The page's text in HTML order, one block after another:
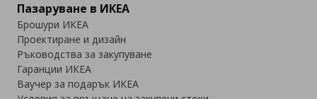
Пазаруване в ИКЕА
Брошури ИКЕА
Проектиране и дизайн
Ръководства за закупуване
Гаранции ИКЕА
Ваучер за подарък ИКЕА